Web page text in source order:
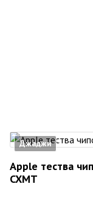
Джаджи
Apple тества
CXMT